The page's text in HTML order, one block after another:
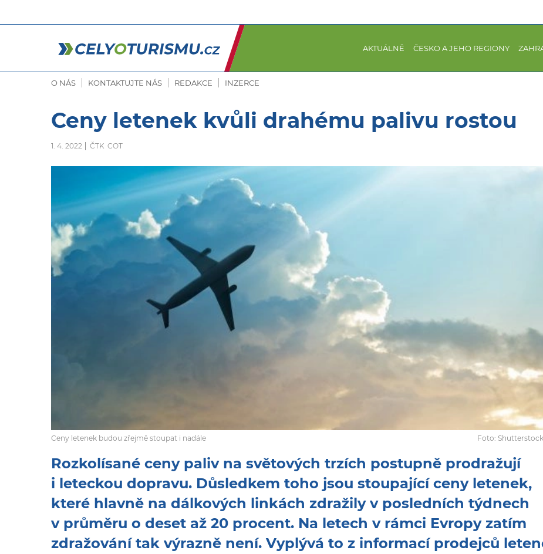
AKTUÁLNĚ ČESKO A JEHO REGIONY
O NÁS KONTAKTUJTE NÁS REDAKCE INZERCE
Ceny letenek kvůli drahému palivu rostou
1. 4. 2022 ČTK COT
Ceny letenek budou zřejmě stoupat i nadále Foto:
Rozkolísané ceny paliv na světových trzích postupně prodražují
i leteckou dopravu. Důsledkem toho jsou stoupající ceny letenek,
které hlavně na dálkových linkách zdražily v posledních týdnech
v průměru o deset až 20 procent. Na letech v rámci Evropy zatím
zdražování tak výrazně není. Vyplývá to z informací prodejců